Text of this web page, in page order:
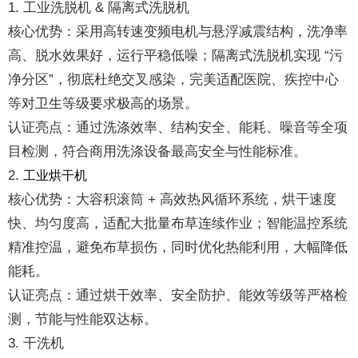
1. 工业洗脱机 & 隔离式洗脱机
核心优势：采用高转速变频电机与悬浮减震结构，洗净率
高、脱水效果好，运行平稳低噪；隔离式洗脱机实现 “污
净分区”，彻底杜绝交叉感染，完美适配医院、疾控中心
等对卫生等级要求极高的场景。
认证亮点：通过洗涤效率、结构安全、能耗、噪音等全项
目检测，符合商用洗涤设备最高安全与性能标准。
2.工业烘干机
核心优势：大容积滚筒 + 高效热风循环系统，烘干速度
快、均匀度高，适配大批量布草连续作业；智能温控系统
精准控温，避免布草损伤，同时优化热能利用，大幅降低
能耗。
认证亮点：通过烘干效率、安全防护、能效等级等严格检
测，节能与性能双达标。
3. 干洗机